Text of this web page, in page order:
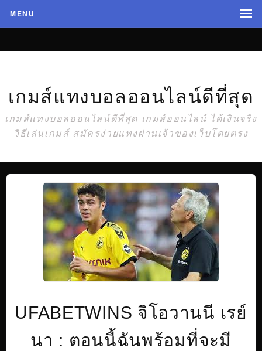
MENU
เกมส์แทงบอลออนไลน์ดีที่สุด
เกมส์แทงบอลออนไลน์ดีที่สุด เกมส์ออนไลน์ ได้เงินจริง
วิธีเล่นเกมส์ สมัครง่ายแทงผ่านเจ้าของเว็บโดยตรง
UFABETWINS จิโอวานนี เรย์
นา : ตอนนี้ฉันพร้อมที่จะมี